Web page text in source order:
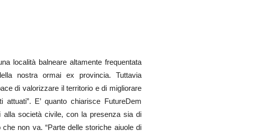
località balneare altamente frequentata
nostra ormai ex provincia. Tuttavia
di valorizzare il territorio e di migliorare
E’ quanto chiarisce FutureDem
alla società civile, con la presenza sia di
non va. “Parte delle storiche aiuole di